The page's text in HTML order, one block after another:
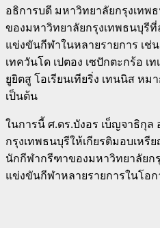
อธิการบดี มหาวิทยาลัยกรุงเทพ
ของมหาวิทยาลัยกรุงเทพธนบุรี
แข่งขันกีฬาในหลายรายการ เช่
เทควันโด เปตอง เซปักตะกร้อ เ
ยูยิตสู โอเรียนเทียริ่ง เทนนิส หม
เป็นต้น
ในการนี้ ศ.ดร.บังอร เบ็ญจาธิกุล
กรุงเทพธนบุรีให้เกียรติมอบเหรี
นักกีฬากรีฑาของมหาวิทยาลัยก
แข่งขันกีฬาหลายรายการในโอ